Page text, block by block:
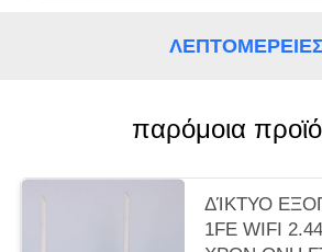
παρόμοια
ΔΊΚΤΥΟ
1FE WIFI